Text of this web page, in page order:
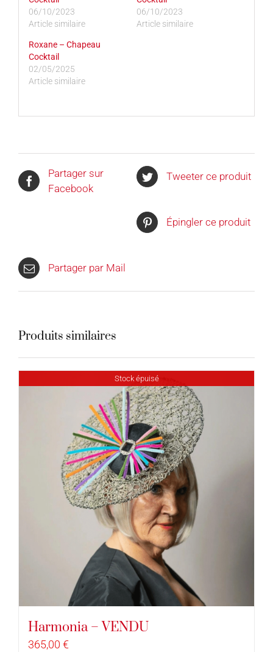
06/10/2023
Article similaire
06/10/2023
Article similaire
Roxane – Chapeau
Cocktail
02/05/2025
Article similaire
Partager sur
Facebook
Tweeter ce produit
Épingler ce produit
Partager par Mail
Produits similaires
Stock épuisé
Harmonia – VENDU
365,00 €